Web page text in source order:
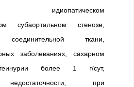
идиопатическом
субаортальном стенозе,
соединительной ткани,
заболеваниях, сахарном
более 1 г/сут,
недостаточности, при